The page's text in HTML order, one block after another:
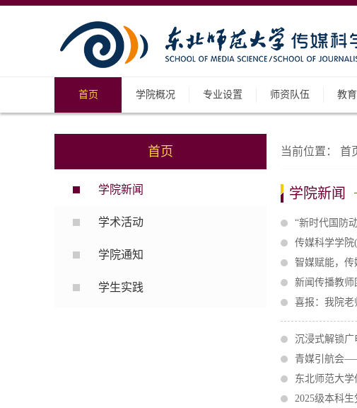
首页 学院概况 专业设置 师资队伍 教
首页
学院新闻
学术活动
学院通知
学生实践
当前位置： 首
学院新闻
“新时代国防
传媒科学学
智媒赋能，传
新闻传播教师
喜报：我院老
沉浸式解锁广
青媒引航会
东北师范大
2025级本科